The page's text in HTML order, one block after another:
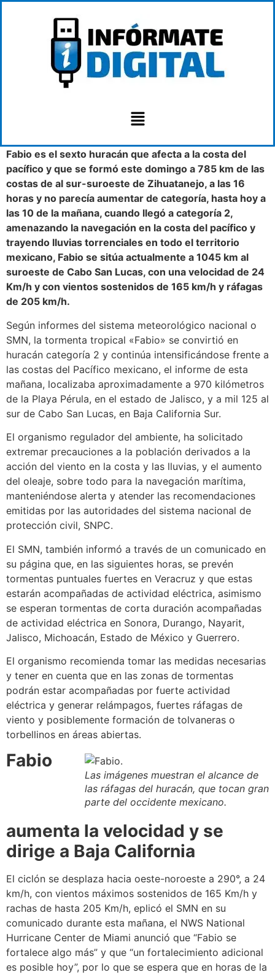
Fabio es el sexto huracán que afecta a la costa del
pacífico y que se formó este domingo a 785 km de las
costas de al sur-suroeste de Zihuatanejo, a las 16
horas y no parecía aumentar de categoría, hasta hoy a
las 10 de la mañana, cuando llegó a categoría 2,
amenazando la navegación en la costa del pacífico y
trayendo lluvias torrenciales en todo el territorio
mexicano, Fabio se sitúa actualmente a 1045 km al
suroeste de Cabo San Lucas, con una velocidad de 24
Km/h y con vientos sostenidos de 165 km/h y ráfagas
de 205 km/h.
Según informes del sistema meteorológico nacional o
SMN, la tormenta tropical «Fabio» se convirtió en
huracán categoría 2 y continúa intensificándose frente a
las costas del Pacífico mexicano, el informe de esta
mañana, localizaba aproximadamente a 970 kilómetros
de la Playa Pérula, en el estado de Jalisco, y a mil 125 al
sur de Cabo San Lucas, en Baja California Sur.
El organismo regulador del ambiente, ha solicitado
extremar precauciones a la población derivados a la
acción del viento en la costa y las lluvias, y el aumento
del oleaje, sobre todo para la navegación marítima,
manteniéndose alerta y atender las recomendaciones
emitidas por las autoridades del sistema nacional de
protección civil, SNPC.
El SMN, también informó a través de un comunicado en
su página que, en las siguientes horas, se prevén
tormentas puntuales fuertes en Veracruz y que estas
estarán acompañadas de actividad eléctrica, asimismo
se esperan tormentas de corta duración acompañadas
de actividad eléctrica en Sonora, Durango, Nayarit,
Jalisco, Michoacán, Estado de México y Guerrero.
El organismo recomienda tomar las medidas necesarias
y tener en cuenta que en las zonas de tormentas
podrán estar acompañadas por fuerte actividad
eléctrica y generar relámpagos, fuertes ráfagas de
viento y posiblemente formación de tolvaneras o
torbellinos en áreas abiertas.
Las imágenes muestran el alcance de
las ráfagas del huracán, que tocan gran
parte del occidente mexicano.
Fabio
aumenta la velocidad y se
dirige a Baja California
El ciclón se desplaza hacia oeste-noroeste a 290°, a 24
km/h, con vientos máximos sostenidos de 165 Km/h y
rachas de hasta 205 Km/h, eplicó el SMN en su
comunicado durante esta mañana, el NWS National
Hurricane Center de Miami anunció que “Fabio se
fortalece algo más” y que “un fortalecimiento adicional
es posible hoy”, por lo que se espera que en horas de la